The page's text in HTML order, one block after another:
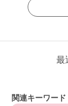
最
関連キーワード